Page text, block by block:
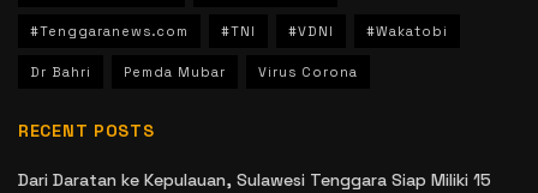
#Tenggaranews.com #TNI #VDNI #Wakatobi
Dr Bahri Pemda Mubar Virus Corona
RECENT POSTS
Dari Daratan ke Kepulauan, Sulawesi Tenggara Siap Miliki 15